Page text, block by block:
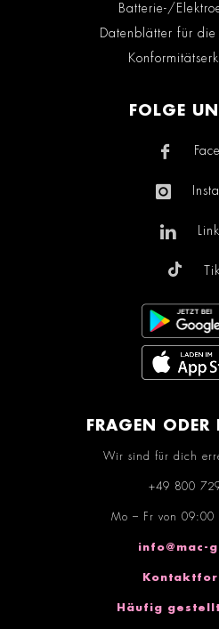
Batterie-/
Datenblätter für
FOLGE
FRAGEN ODER
Wir sind für dich
+49 800
Mo – Fr von 09:00
info@mac-
Häufig